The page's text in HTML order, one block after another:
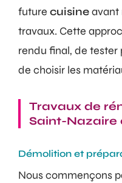
future cuisineavant
travaux. Cette
rendu final, de
de choisir les
Travaux de
Saint-Nazaire
Démolition et
Nous commençons